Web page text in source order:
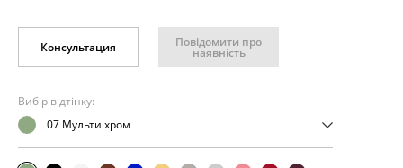
Консультация Повідомити про
наявність
Вибір відтінку:
07 Мульти хром